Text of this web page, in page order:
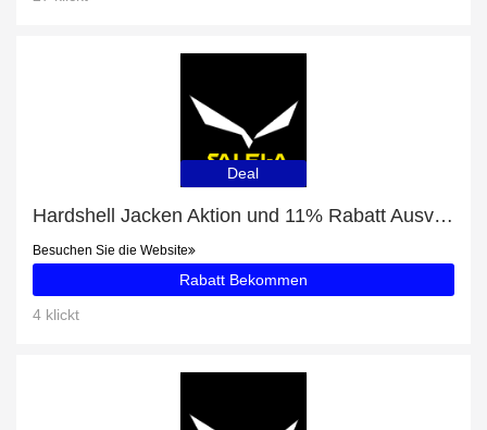
Deal
Hardshell Jacken Aktion und 11% Rabatt Ausverkauf
Besuchen Sie die Website
Rabatt Bekommen
4 klickt